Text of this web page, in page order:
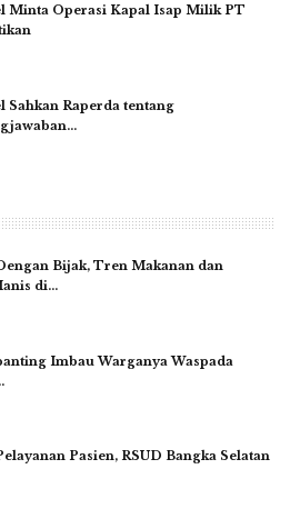
Minta Operasi Kapal Isap Milik PT
Sahkan Raperda tentang
Bijak, Tren Makanan dan
di…
Imbau Warganya Waspada
Pasien, RSUD Bangka Selatan